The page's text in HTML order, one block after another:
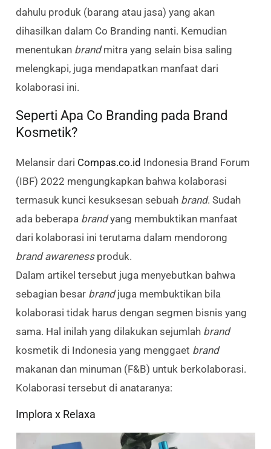
dahulu produk (barang atau jasa) yang akan
dihasilkan dalam Co Branding nanti. Kemudian
menentukan brandmitra yang selain bisa saling
melengkapi, juga mendapatkan manfaat dari
kolaborasi ini.
Seperti Apa Co Branding pada Brand
Kosmetik?
Melansir dari Compas.co.id Indonesia Brand Forum
(IBF) 2022 mengungkapkan bahwa kolaborasi
termasuk kunci kesuksesan sebuah brand. Sudah
ada beberapa brandyang membuktikan manfaat
dari kolaborasi ini terutama dalam mendorong
brand awarenessproduk.
Dalam artikel tersebut juga menyebutkan bahwa
sebagian besar brandjuga membuktikan bila
kolaborasi tidak harus dengan segmen bisnis yang
sama. Hal inilah yang dilakukan sejumlah brand
kosmetik di Indonesia yang menggaet brand
makanan dan minuman (F&B) untuk berkolaborasi.
Kolaborasi tersebut di anataranya:
Implora x Relaxa